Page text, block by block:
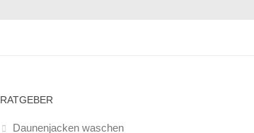
RATGEBER
Daunenjacken waschen